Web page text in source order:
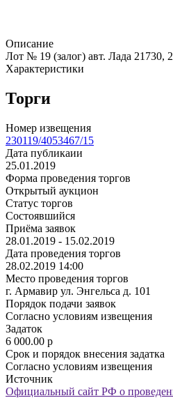
Описание
Лот № 19 (залог) авт. Лада 21730,
Характеристики
Торги
Номер извещения
230119/4053467/15
Дата публикаии
25.01.2019
Форма проведения торгов
Открытый аукцион
Статус торгов
Состоявшийся
Приёма заявок
28.01.2019 - 15.02.2019
Дата проведения торгов
28.02.2019 14:00
Место проведения торгов
г. Армавир ул. Энгельса д. 101
Порядок подачи заявок
Согласно условиям извещения
Задаток
6 000.00 p
Срок и порядок внесения задатка
Согласно условиям извещения
Источник
Официальный сайт РФ о